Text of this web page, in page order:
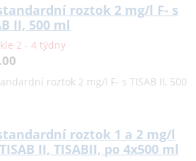
roztok 2 mg/l F- s
II, 500 ml
2 - 4 týdny
roztok 2 mg/l F- s TISAB II, 500
roztok 1 a 2 mg/l
II, TISABII, po 4x500 ml